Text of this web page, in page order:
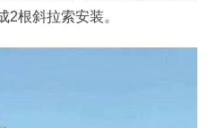
根斜拉索安装。